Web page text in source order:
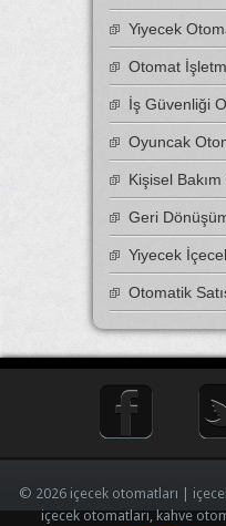
Yiyecek
Otomat
İş Güvenliği
Oyuncak
Kişisel Bakım
Geri
Yiyecek
Otomatik
© 2026 içecek otomatları |
içecek otomatları, kahve